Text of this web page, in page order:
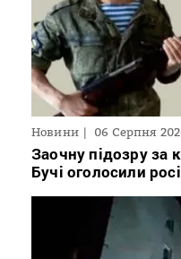
Новини 06 Серпня
Заочну підозру за
Бучі оголосили